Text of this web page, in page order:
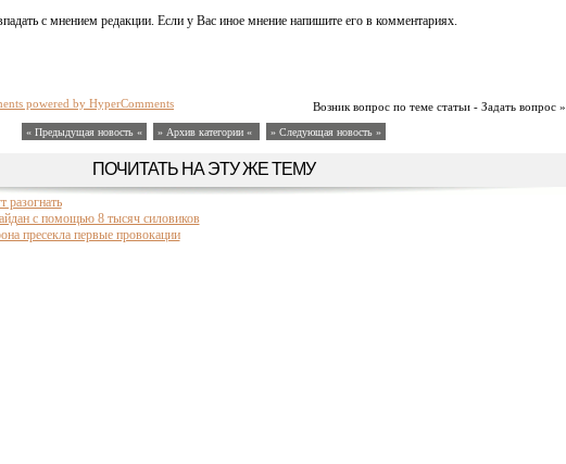
с мнением редакции. Если у Вас иное мнение напишите его в комментариях.
Возник вопрос по теме статьи - Задать вопрос »
powered by HyperComments
« Предыдущая новость « » Архив категории « » Следующая новость »
ПОЧИТАТЬ НА ЭТУ ЖЕ ТЕМУ
разогнать
с помощью 8 тысяч силовиков
пресекла первые провокации